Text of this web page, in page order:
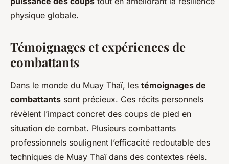
physique globale.
Témoignages et expériences de
combattants
Dans le monde du Muay Thaï, les témoignages de
combattants sont précieux. Ces récits personnels
révèlent l’impact concret des coups de pied en
situation de combat. Plusieurs combattants
professionnels soulignent l’efficacité redoutable des
techniques de Muay Thaï dans des contextes réels.